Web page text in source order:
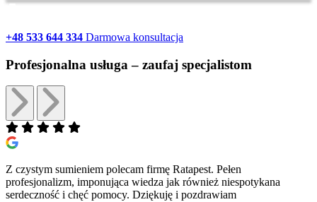
+48 533 644 334 Darmowa konsultacja
Profesjonalna usługa – zaufaj specjalistom
Z czystym sumieniem polecam firmę Ratapest. Pełen
profesjonalizm, imponująca wiedza jak również niespotykana
serdeczność i chęć pomocy. Dziękuję i pozdrawiam